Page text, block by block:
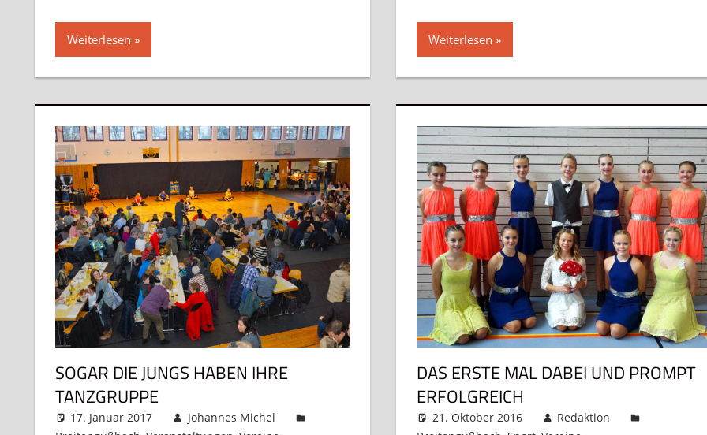
Weiterlesen Weiterlesen
SOGAR DIE JUNGS HABEN IHRE
TANZGRUPPE
17. Januar 2017
Johannes Michel
DAS ERSTE MAL DABEI UND PROMPT
ERFOLGREICH
21. Oktober 2016
Redaktion